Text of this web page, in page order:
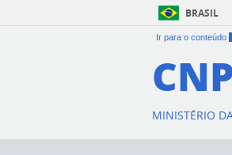
BRASIL
Ir para o conteúdo
MINISTÉRIO